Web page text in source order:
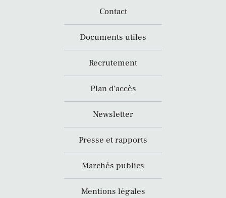
Contact
Documents utiles
Recrutement
Plan d’accès
Newsletter
Presse et rapports
Marchés publics
Mentions légales